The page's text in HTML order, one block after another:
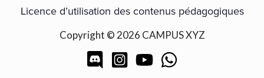
Licence d’utilisation des contenus pédagogiques
Copyright © 2026 CAMPUS XYZ